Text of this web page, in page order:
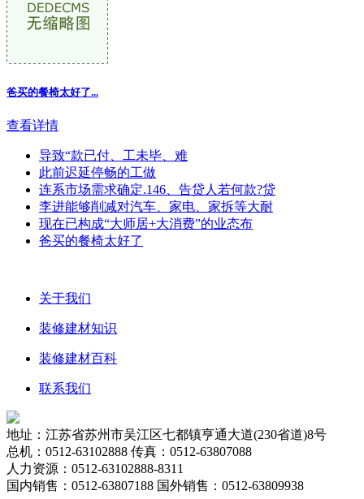
爸买的餐椅太好了...
查看详情
导致“款已付、工未毕、难
此前迟延停畅的工做
连系市场需求确定.146、告贷人若何款?贷
李进能够削减对汽车、家电、家拆等大耐
现在已构成“大师居+大消费”的业态布
爸买的餐椅太好了
关于我们
装修建材知识
装修建材百科
联系我们
地址：江苏省苏州市吴江区七都镇亨通大道(230省道)8号
总机：0512-63102888 传真：0512-63807088
人力资源：0512-63102888-8311
国内销售：0512-63807188 国外销售：0512-63809938